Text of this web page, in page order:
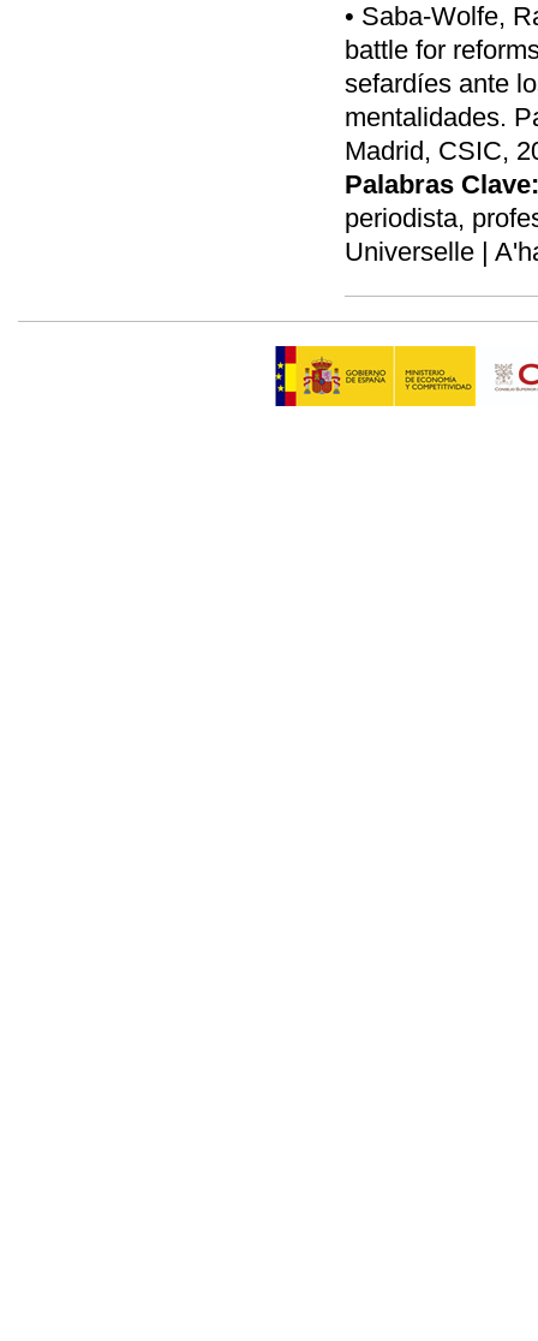
• Saba-Wolfe,
battle for
sefardíes ante
mentalidades.
Madrid, CSIC,
Palabras Clave:
periodista,
Universelle |